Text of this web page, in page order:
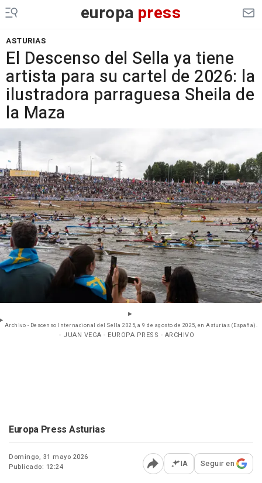
europa press
ASTURIAS
El Descenso del Sella ya tiene
artista para su cartel de 2026: la
ilustradora parraguesa Sheila de
la Maza
Archivo - Descenso Internacional del Sella 2025, a 9 de agosto de 2025, en Asturias (España).
- JUAN VEGA - EUROPA PRESS - ARCHIVO
Europa Press Asturias
Domingo, 31 mayo 2026
Publicado: 12:24
Abrir opciones para
IA Seguir en